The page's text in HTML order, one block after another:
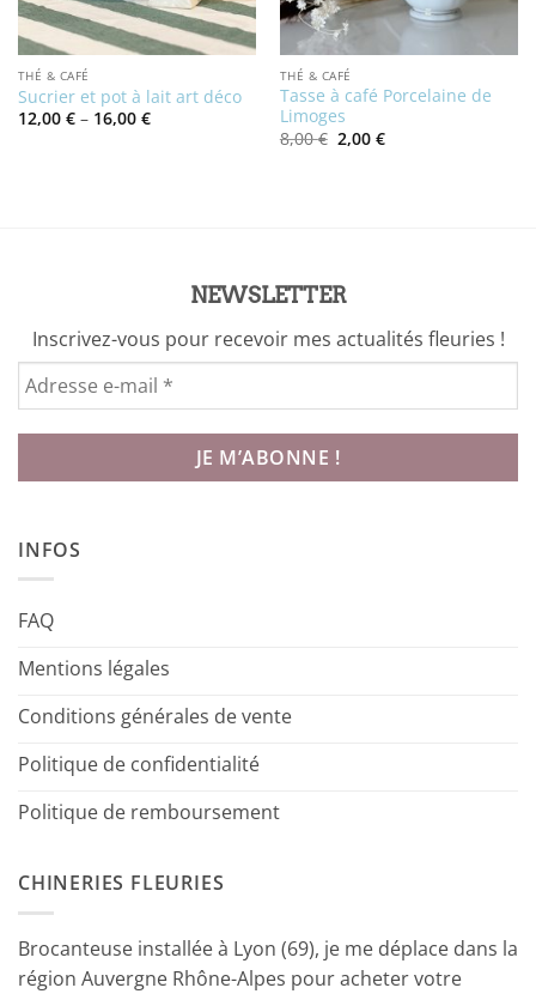
THÉ & CAFÉ
Sucrier et pot à lait art déco
12,00 € – 16,00 €Price
THÉ & CAFÉ
Tasse à café Porcelaine de
Limoges
8,00€ Le
prix
2,00 €Le
prix
NEWSLETTER
Inscrivez-vous pour recevoir mes actualités fleuries !
INFOS
FAQ
Mentions légales
Conditions générales de vente
Politique de confidentialité
Politique de remboursement
CHINERIES FLEURIES
Brocanteuse installée à Lyon (69), je me déplace dans la
région Auvergne Rhône-Alpes pour acheter votre